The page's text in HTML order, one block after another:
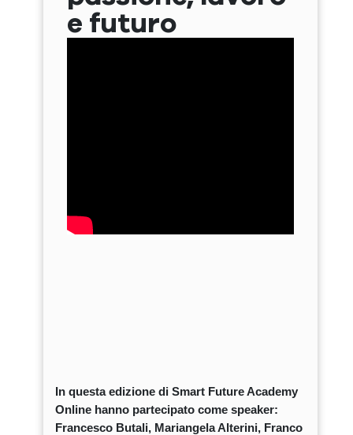
e futuro
In questa edizione di Smart Future Academy
Online hanno partecipato come speaker:
Francesco Butali, Mariangela Alterini, Franco